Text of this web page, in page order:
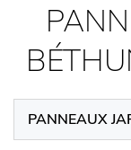
PANNEAUX